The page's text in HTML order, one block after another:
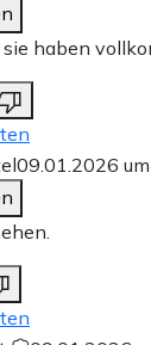
sie haben
09.01.2026